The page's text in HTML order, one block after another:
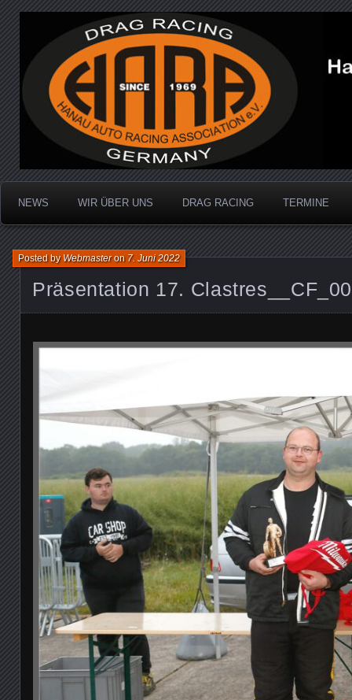
Hanau Auto Racing
Dragracing auf der 1/4 Meile
NEWS WIR ÜBER UNS DRAG RACING TERMINE
Präsentation 17.
Posted byWebmasteron 7. Juni 2022